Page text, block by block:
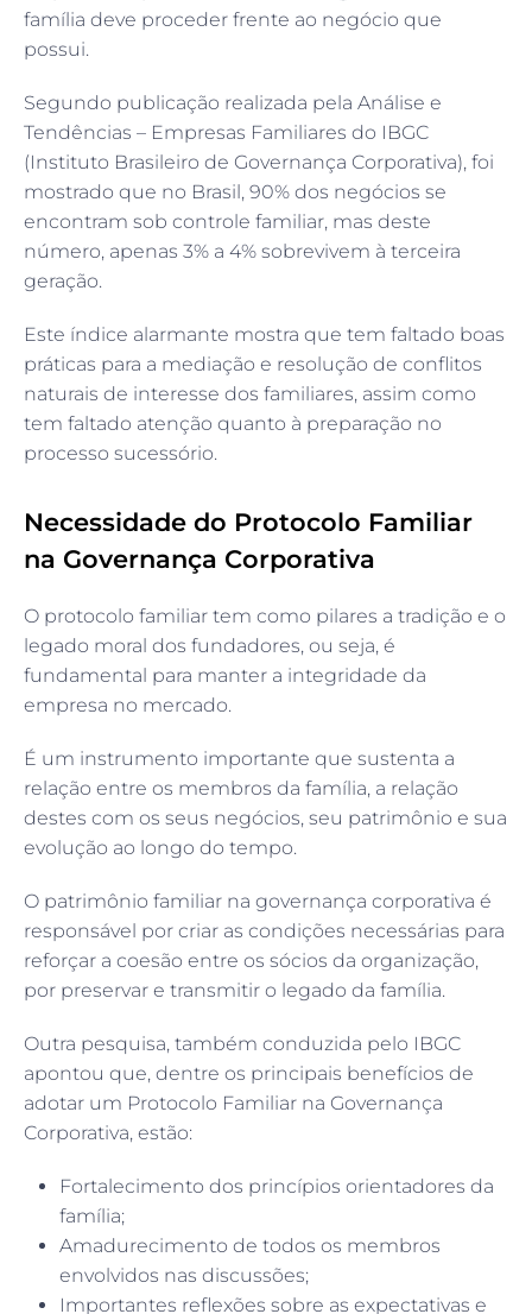
família deve proceder frente ao negócio que
possui.
Segundo publicação realizada pela Análise e
Tendências – Empresas Familiares do IBGC
(Instituto Brasileiro de Governança Corporativa), foi
mostrado que no Brasil, 90% dos negócios se
encontram sob controle familiar, mas deste
número, apenas 3% a 4% sobrevivem à terceira
geração.
Este índice alarmante mostra que tem faltado boas
práticas para a mediação e resolução de conflitos
naturais de interesse dos familiares, assim como
tem faltado atenção quanto à preparação no
processo sucessório.
Necessidade do Protocolo Familiar
na Governança Corporativa
O protocolo familiar tem como pilares a tradição e o
legado moral dos fundadores, ou seja, é
fundamental para manter a integridade da
empresa no mercado.
É um instrumento importante que sustenta a
relação entre os membros da família, a relação
destes com os seus negócios, seu patrimônio e sua
evolução ao longo do tempo.
O patrimônio familiar na governança corporativa é
responsável por criar as condições necessárias para
reforçar a coesão entre os sócios da organização,
por preservar e transmitir o legado da família.
Outra pesquisa, também conduzida pelo IBGC
apontou que, dentre os principais benefícios de
adotar um Protocolo Familiar na Governança
Corporativa, estão:
Fortalecimento dos princípios orientadores da
família;
Amadurecimento de todos os membros
envolvidos nas discussões;
Importantes reflexões sobre as expectativas e